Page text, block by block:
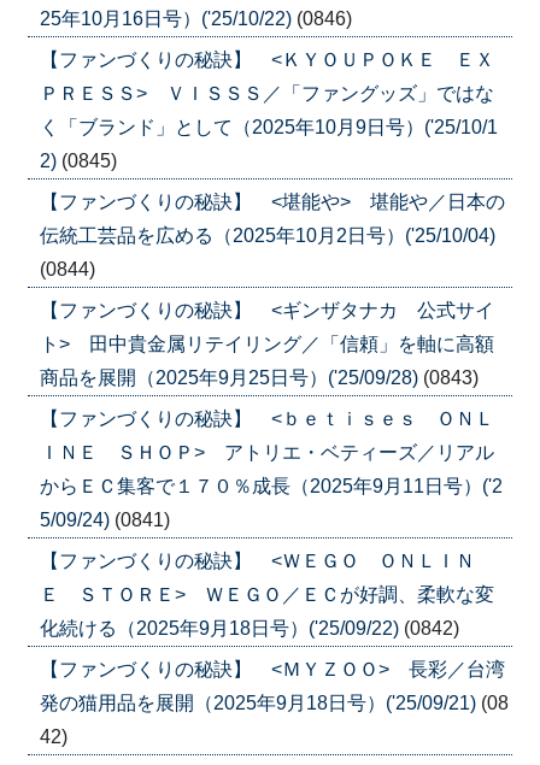
25年10月16日号）('25/10/22) (0846)
【ファンづくりの秘訣】 <ＫＹＯＵＰＯＫＥ ＥＸ
ＰＲＥＳＳ> ＶＩＳＳＳ／「ファングッズ」ではな
く「ブランド」として（2025年10月9日号）('25/10/1
2) (0845)
【ファンづくりの秘訣】 <堪能や> 堪能や／日本の
伝統工芸品を広める（2025年10月2日号）('25/10/04)
(0844)
【ファンづくりの秘訣】 <ギンザタナカ 公式サイ
ト> 田中貴金属リテイリング／「信頼」を軸に高額
商品を展開（2025年9月25日号）('25/09/28) (0843)
【ファンづくりの秘訣】 <ｂｅｔｉｓｅｓ ＯＮＬ
ＩＮＥ ＳＨＯＰ> アトリエ・ベティーズ／リアル
からＥＣ集客で１７０％成長（2025年9月11日号）('2
5/09/24) (0841)
【ファンづくりの秘訣】 <ＷＥＧＯ ＯＮＬＩＮ
Ｅ ＳＴＯＲＥ> ＷＥＧＯ／ＥＣが好調、柔軟な変
化続ける（2025年9月18日号）('25/09/22) (0842)
【ファンづくりの秘訣】 <ＭＹＺＯＯ> 長彩／台湾
発の猫用品を展開（2025年9月18日号）('25/09/21) (08
42)